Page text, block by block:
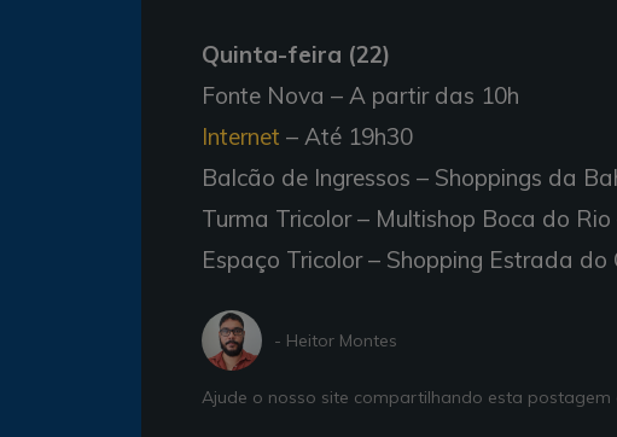
Quinta-feira (22)
Fonte Nova – A partir das 10h
Internet – Até 19h30
Balcão de Ingressos – Shoppings da
Turma Tricolor – Multishop Boca do Rio
Espaço Tricolor – Shopping Estrada do
- Heitor Montes
Ajude o nosso site compartilhando esta postagem